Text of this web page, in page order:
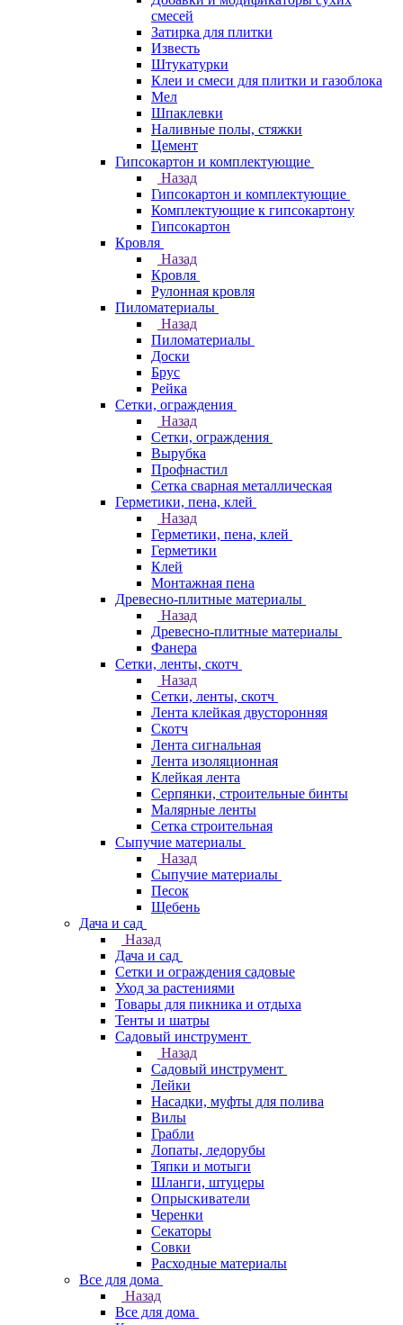
смесей
Затирка для плитки
Известь
Штукатурки
Клеи и смеси для плитки и газоблока
Мел
Шпаклевки
Наливные полы, стяжки
Цемент
Гипсокартон и комплектующие
Назад
Гипсокартон и комплектующие
Комплектующие к гипсокартону
Гипсокартон
Кровля
Назад
Кровля
Рулонная кровля
Пиломатериалы
Назад
Пиломатериалы
Доски
Брус
Рейка
Сетки, ограждения
Назад
Сетки, ограждения
Вырубка
Профнастил
Сетка сварная металлическая
Герметики, пена, клей
Назад
Герметики, пена, клей
Герметики
Клей
Монтажная пена
Древесно-плитные материалы
Назад
Древесно-плитные материалы
Фанера
Сетки, ленты, скотч
Назад
Сетки, ленты, скотч
Лента клейкая двусторонняя
Скотч
Лента сигнальная
Лента изоляционная
Клейкая лента
Серпянки, строительные бинты
Малярные ленты
Сетка строительная
Сыпучие материалы
Назад
Сыпучие материалы
Песок
Щебень
Дача и сад
Назад
Дача и сад
Сетки и ограждения садовые
Уход за растениями
Товары для пикника и отдыха
Тенты и шатры
Садовый инструмент
Назад
Садовый инструмент
Лейки
Насадки, муфты для полива
Вилы
Грабли
Лопаты, ледорубы
Тяпки и мотыги
Шланги, штуцеры
Опрыскиватели
Черенки
Секаторы
Совки
Расходные материалы
Все для дома
Назад
Все для дома